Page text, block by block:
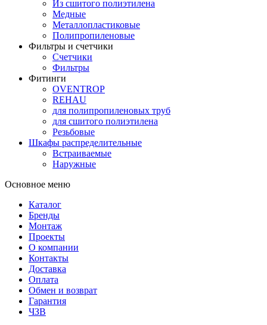
Из сшитого полиэтилена
Медные
Металлопластиковые
Полипропиленовые
Фильтры и счетчики
Счетчики
Фильтры
Фитинги
OVENTROP
REHAU
для полипропиленовых труб
для сшитого полиэтилена
Резьбовые
Шкафы распределительные
Встраиваемые
Наружные
Основное меню
Каталог
Бренды
Монтаж
Проекты
О компании
Контакты
Доставка
Оплата
Обмен и возврат
Гарантия
ЧЗВ